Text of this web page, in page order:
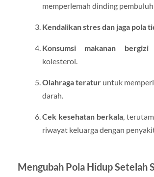
memperlemah dinding
Kendalikan stres dan jaga pola
Konsumsi makanan bergizi
kolesterol.
Olahraga teraturuntuk
darah.
Cek kesehatan berkala,
riwayat keluarga dengan
Mengubah Pola Hidup Setelah